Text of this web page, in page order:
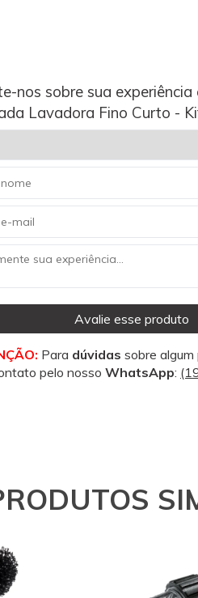
nos sobre sua
Lavadora Fino Curto -
Avalie esse produto
Para dúvidas sobre
pelo nosso WhatsApp: